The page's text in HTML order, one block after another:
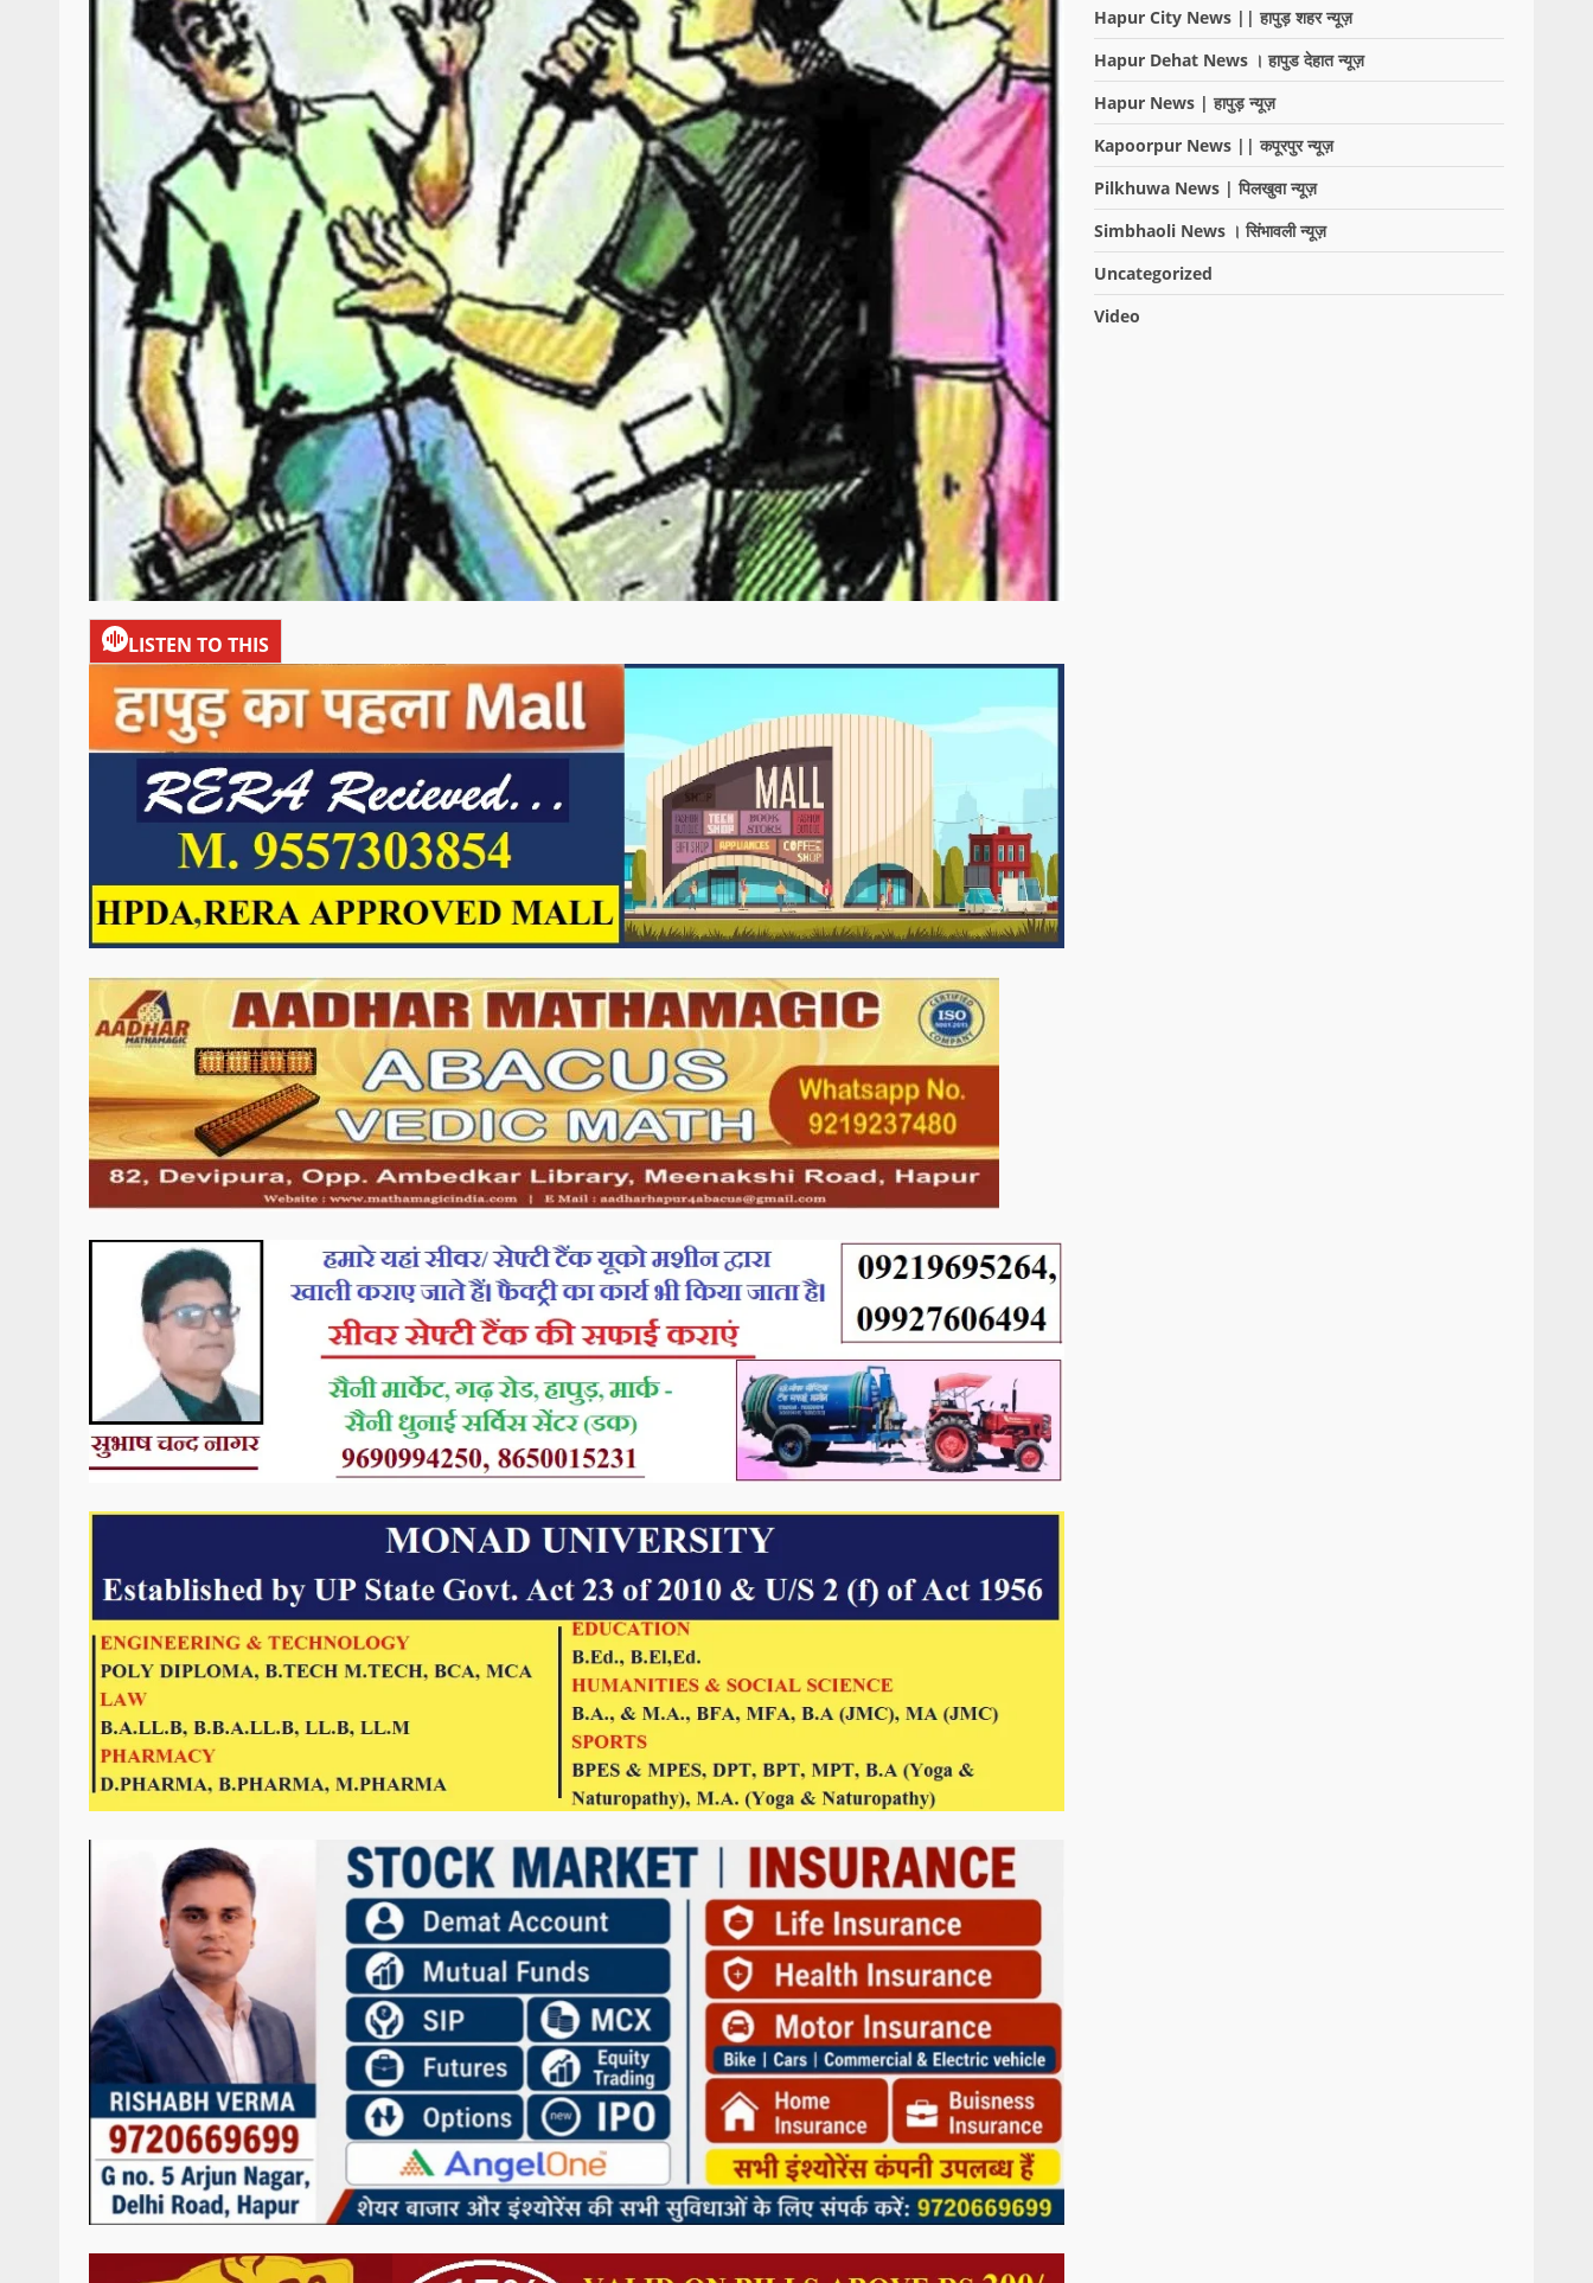
LISTEN TO THIS
Hapur City News || हापुड़ शहर न्यूज़
Hapur Dehat News । हापुड देहात न्यूज़
Hapur News | हापुड़ न्यूज़
Kapoorpur News || कपूरपुर न्यूज़
Pilkhuwa News | पिलखुवा न्यूज़
Simbhaoli News । सिंभावली न्यूज़
Uncategorized
Video